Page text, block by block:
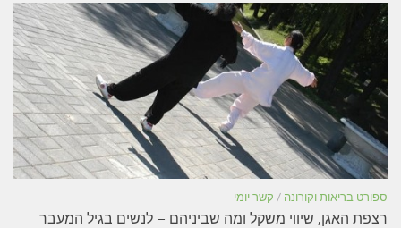
ספורט בריאות וקורונה / קשר יומי
רצפת האגן, שיווי משקל ומה שביניהם – לנשים בגיל המעבר